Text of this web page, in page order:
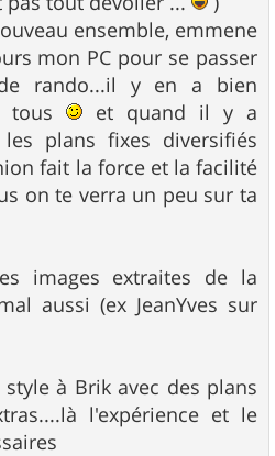
ensemble, emmene
mon PC pour se passer
rando...il y en a bien
tous
et quand il y a
plans fixes diversifiés
fait la force et la facilité
on te verra un peu sur ta
images extraites de la
aussi (ex JeanYves sur
à Brik avec des plans
l'expérience et le